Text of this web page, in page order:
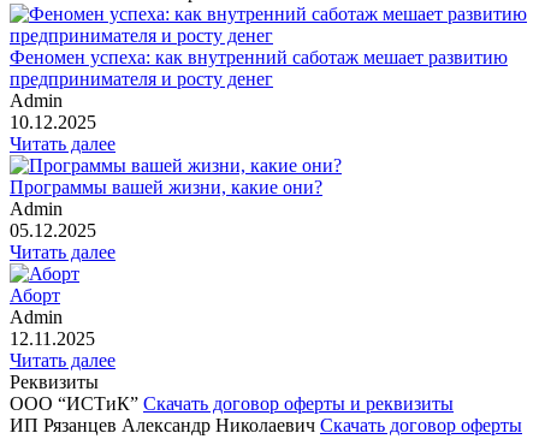
Феномен успеха: как внутренний саботаж мешает развитию
предпринимателя и росту денег
Admin
10.12.2025
Читать далее
Программы вашей жизни, какие они?
Admin
05.12.2025
Читать далее
Аборт
Admin
12.11.2025
Читать далее
Реквизиты
ООО “ИСТиК” Скачать договор оферты и реквизиты
ИП Рязанцев Александр Николаевич Скачать договор оферты